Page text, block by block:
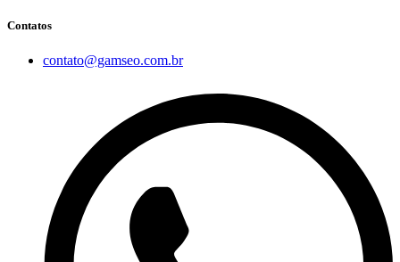
Contatos
contato@gamseo.com.br